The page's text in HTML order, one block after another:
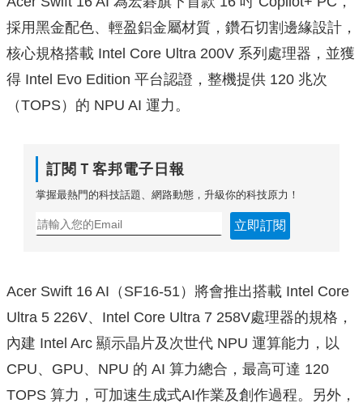
採用黑金配色、輕盈鋁金屬材質，鑽石切割邊緣設計，
核心規格搭載 Intel Core Ultra 200V 系列處理器，並獲
得 Intel Evo Edition 平台認證，整機提供 120 兆次
（TOPS）的 NPU AI 運力。
訂閱Ｔ客邦電子日報
掌握最熱門的科技話題、網路動態，升級你的科技原力！
立即訂閱
Acer Swift 16 AI（SF16-51）將會推出搭載 Intel Core
Ultra 5 226V、Intel Core Ultra 7 258V處理器的規格，
內建 Intel Arc 顯示晶片及次世代 NPU 運算能力，以
CPU、GPU、NPU 的 AI 算力總合，最高可達 120
TOPS 算力，可加速生成式AI作業及創作過程。另外，